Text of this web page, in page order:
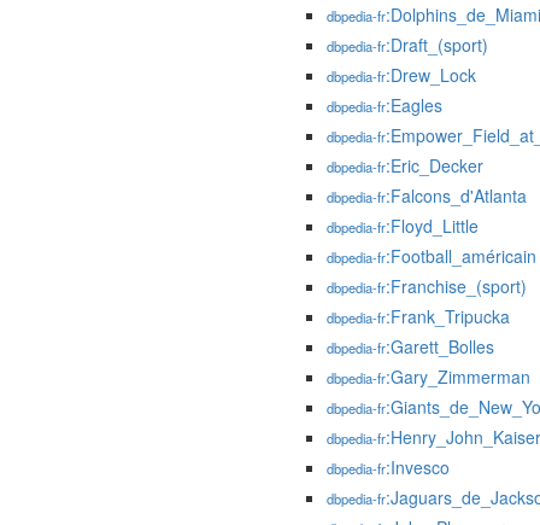
dbpedia-fr:Dolphins_de_Miami
dbpedia-fr:Draft_(sport)
dbpedia-fr:Drew_Lock
dbpedia-fr:Eagles
dbpedia-fr
dbpedia-fr:Eric_Decker
dbpedia-fr:Falcons_d'Atlanta
dbpedia-fr:Floyd_Little
dbpedia-fr:Football_américain
dbpedia-fr:Franchise_(sport)
dbpedia-fr:Frank_Tripucka
dbpedia-fr:Garett_Bolles
dbpedia-fr:Gary_Zimmerman
dbpedia-fr
dbpedia-fr:Henry_John_Kaiser
dbpedia-fr:Invesco
dbpedia-fr